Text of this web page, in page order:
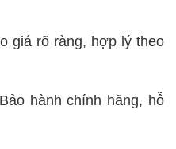
giá rõ ràng, hợp lý theo
Bảo hành chính hãng, hỗ